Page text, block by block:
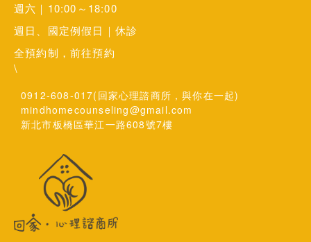
週六｜10:00～18:00
週日、國定例假日｜休診
全預約制，前往預約
\
0912-608-017(回家心理諮商所，與你在一起)
mindhomecounseling@gmail.com
新北市板橋區華江一路608號7樓